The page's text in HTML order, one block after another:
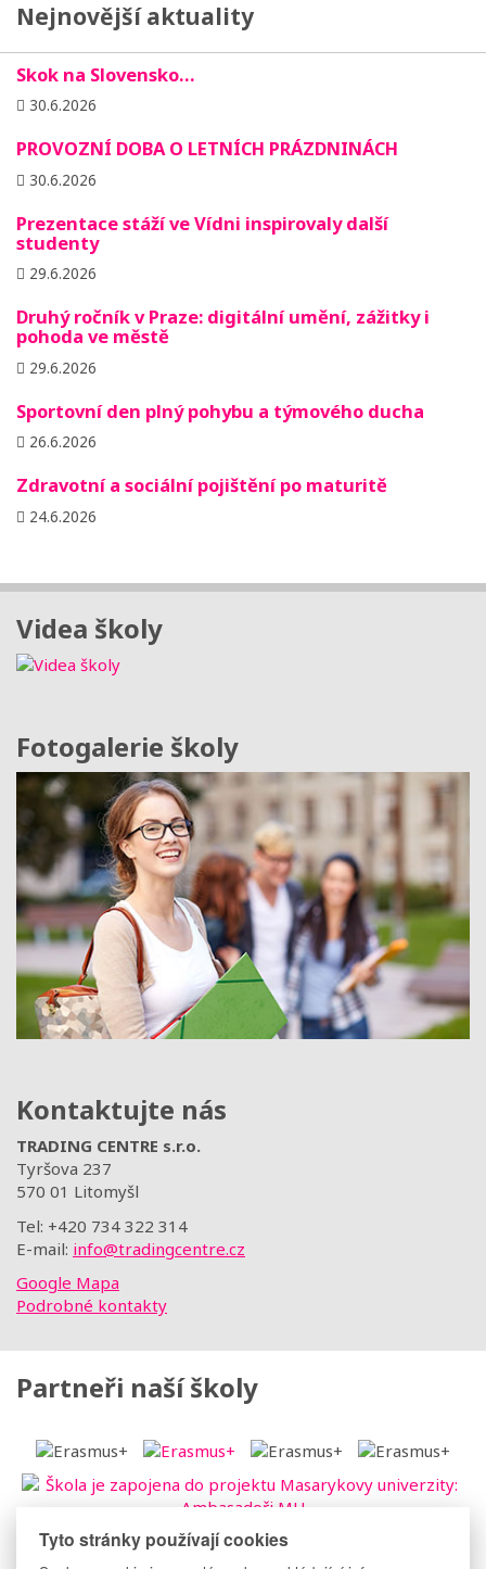
Nejnovější aktuality
Skok na Slovensko…
30.6.2026
PROVOZNÍ DOBA O LETNÍCH PRÁZDNINÁCH
30.6.2026
Prezentace stáží ve Vídni inspirovaly další
studenty
29.6.2026
Druhý ročník v Praze: digitální umění, zážitky i
pohoda ve městě
29.6.2026
Sportovní den plný pohybu a týmového ducha
26.6.2026
Zdravotní a sociální pojištění po maturitě
24.6.2026
Videa školy
Fotogalerie školy
Kontaktujte nás
TRADING CENTRE s.r.o.
Tyršova 237
570 01 Litomyšl
Tel: +420 734 322 314
E-mail: info@tradingcentre.cz
Google Mapa
Podrobné kontakty
Partneři naší školy
Tyto stránky používají cookies